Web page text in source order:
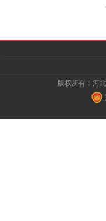
版权所有：河